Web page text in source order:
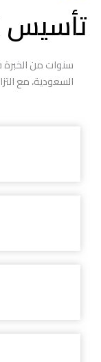
تأسيس
سنوات من الخبرة
السعودية، مع